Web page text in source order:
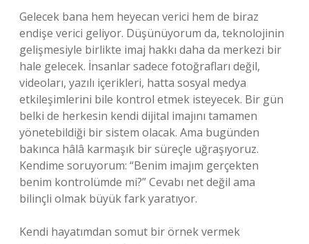
Gelecek bana hem heyecan verici hem de biraz
endişe verici geliyor. Düşünüyorum da, teknolojinin
gelişmesiyle birlikte imaj hakkı daha da merkezi bir
hale gelecek. İnsanlar sadece fotoğrafları değil,
videoları, yazılı içerikleri, hatta sosyal medya
etkileşimlerini bile kontrol etmek isteyecek. Bir gün
belki de herkesin kendi dijital imajını tamamen
yönetebildiği bir sistem olacak. Ama bugünden
bakınca hâlâ karmaşık bir süreçle uğraşıyoruz.
Kendime soruyorum: “Benim imajım gerçekten
benim kontrolümde mi?” Cevabı net değil ama
bilinçli olmak büyük fark yaratıyor.
Kendi hayatımdan somut bir örnek vermek